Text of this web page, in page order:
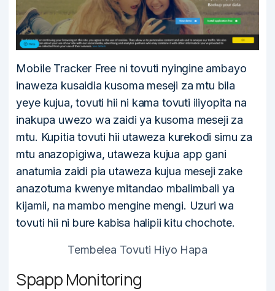
Mobile Tracker Free ni tovuti nyingine ambayo
inaweza kusaidia kusoma meseji za mtu bila
yeye kujua, tovuti hii ni kama tovuti iliyopita na
inakupa uwezo wa zaidi ya kusoma meseji za
mtu. Kupitia tovuti hii utaweza kurekodi simu za
mtu anazopigiwa, utaweza kujua app gani
anatumia zaidi pia utaweza kujua meseji zake
anazotuma kwenye mitandao mbalimbali ya
kijamii, na mambo mengine mengi. Uzuri wa
tovuti hii ni bure kabisa halipii kitu chochote.
Tembelea Tovuti Hiyo Hapa
Spapp Monitoring